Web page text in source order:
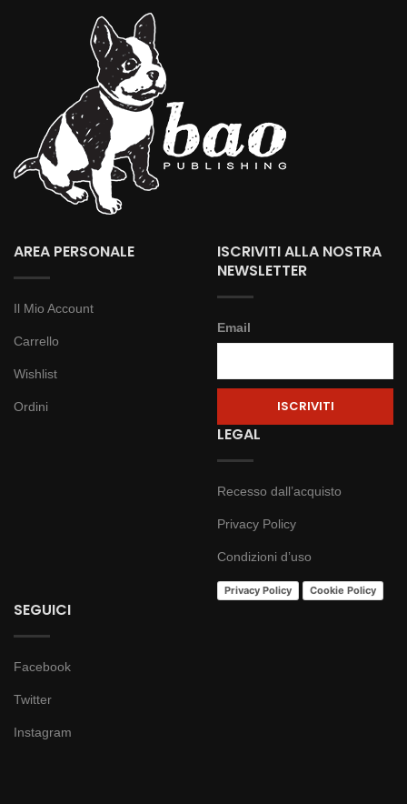
AREA PERSONALE
Il Mio Account
Carrello
Wishlist
Ordini
ISCRIVITI ALLA NOSTRA
NEWSLETTER
Email
LEGAL
Recesso dall’acquisto
Privacy Policy
Condizioni d’uso
Privacy Policy Cookie Policy
SEGUICI
Facebook
Twitter
Instagram